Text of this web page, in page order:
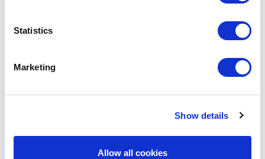
Statistics
Marketing
Show details
Allow all cookies
PV-PLA-0900 BESTEKSETS
€ 6,95